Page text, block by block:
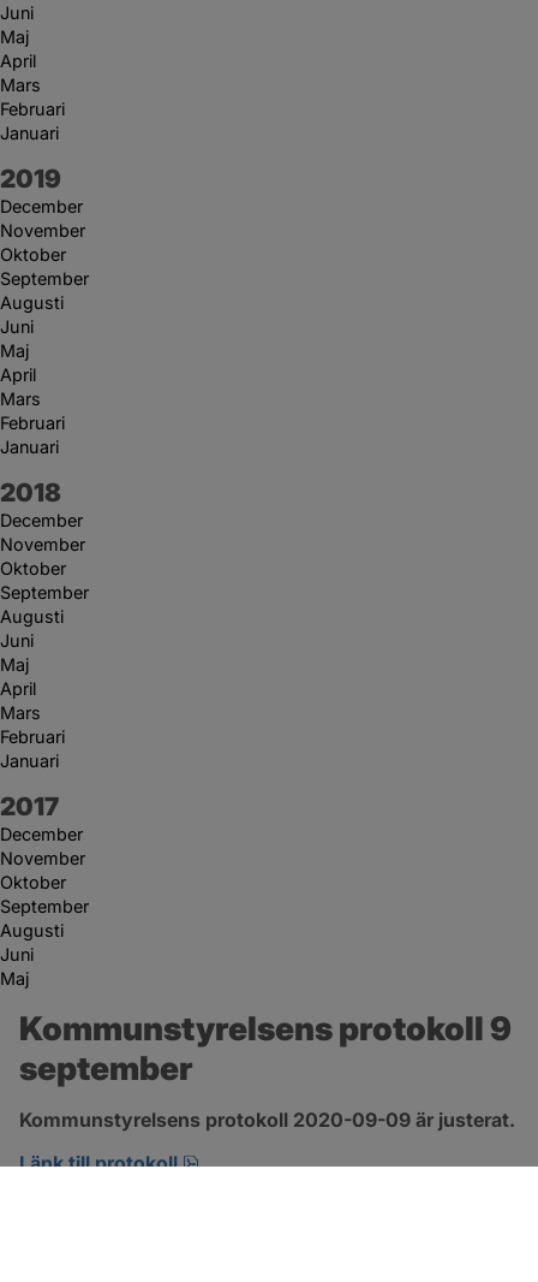
Juni
Maj
April
Mars
Februari
Januari
År:
2019
December
November
Oktober
September
Augusti
Juni
Maj
April
Mars
Februari
Januari
År:
2018
December
November
Oktober
September
Augusti
Juni
Maj
April
Mars
Februari
Januari
År:
2017
December
November
Oktober
September
Augusti
Juni
Maj
Kommunstyrelsens protokoll 9
september
Kommunstyrelsens protokoll 2020-09-09 är justerat.
Länk till protokoll
pdf, 421.6 kB, öppnas i nytt fönster.